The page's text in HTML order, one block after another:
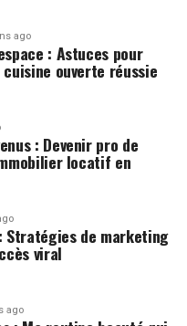
ago
: Astuces pour
ouverte réussie
: Devenir pro de
locatif en
Stratégies de marketing
viral
ago